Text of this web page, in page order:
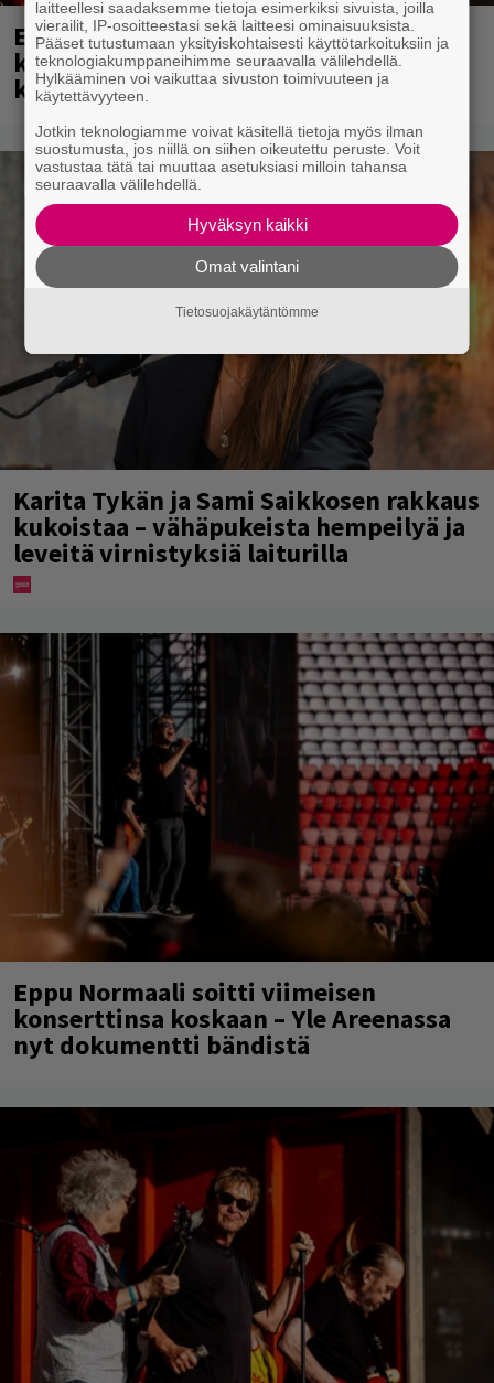
Eppu Normaali soitti viimeisen
keikkansa – nämä kappaleet sillä
kuultiin
Karita Tykän ja Sami Saikkosen rakkaus
kukoistaa – vähäpukeista hempeilyä ja
leveitä virnistyksiä laiturilla
Eppu Normaali soitti viimeisen
konserttinsa koskaan – Yle Areenassa
nyt dokumentti bändistä
laitteellesi saadaksemme tietoja esimerkiksi sivuista, joilla
vierailit, IP-osoitteestasi sekä laitteesi ominaisuuksista.
Pääset tutustumaan yksityiskohtaisesti käyttötarkoituksiin ja
teknologiakumppaneihimme seuraavalla välilehdellä.
Hylkääminen voi vaikuttaa sivuston toimivuuteen ja
käytettävyyteen.
Jotkin teknologiamme voivat käsitellä tietoja myös ilman
suostumusta, jos niillä on siihen oikeutettu peruste. Voit
vastustaa tätä tai muuttaa asetuksiasi milloin tahansa
seuraavalla välilehdellä.
Hyväksyn kaikki
Omat valintani
Tietosuojakäytäntömme